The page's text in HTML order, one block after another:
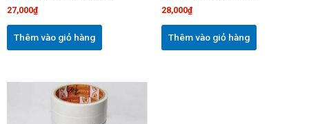
27,000₫
Thêm vào giỏ hàng
28,000₫
Thêm vào giỏ hàng
Sản
phẩm
này